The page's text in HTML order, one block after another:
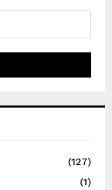
(127)
(1)